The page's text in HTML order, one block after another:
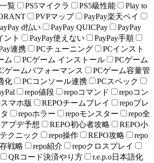
覧 PS5マイクラ PS5級性能
Play to
PVPマップ
PayPay楽天ペイ
d払い PayPay QUICPay
PayPay
ント PayPay使えない
PayPay手順
連携 PCチューニング
PCインスト
ム PCゲーム インストール
PCゲーム
ゲームパフォーマンス
PCゲーム容量管
化 PCコンソール連携
PCスペック
repo値段 repoコマンド
repoコン
マホ版 REPOチームプレイ
repoプレ
repoホラー repoモンスター
repo全
アプデ予想 REPO初心者攻略
REPO小
クニック repo操作 REPO攻略
repo
戦略 repo紹介
repoクロスプレイ
QRコード決済やり方
r.e.p.o日本語化